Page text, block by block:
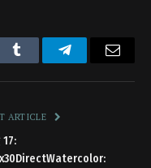
Tumblr Telegram
ARTICLE
17: